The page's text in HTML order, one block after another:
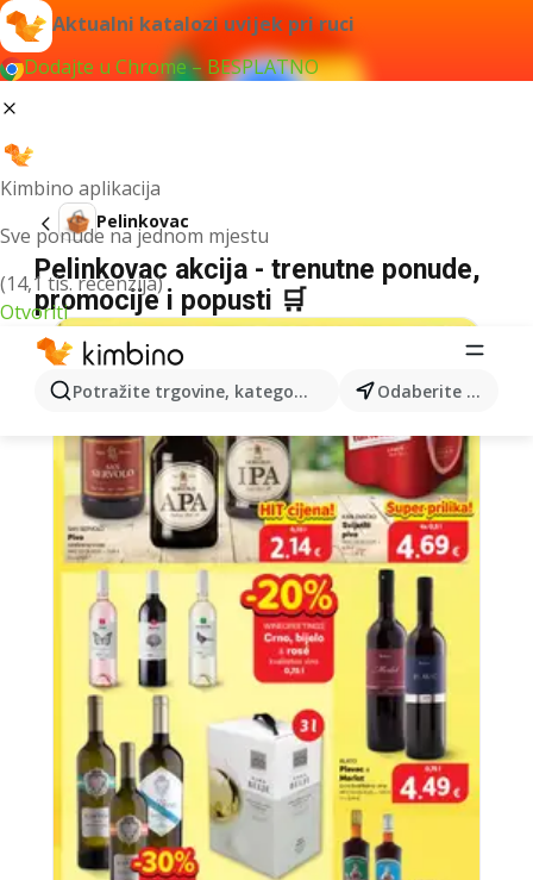
Aktualni katalozi uvijek pri ruci
Dodajte u Chrome – BESPLATNO
Kimbino aplikacija
Sve ponude na jednom mjestu
(14,1 tis. recenzija)
Otvoriti
Potražite trgovine, kategorije, proizvode... Odaberite grad
Pelinkovac
Pelinkovac akcija - trenutne ponude,
promocije i popusti 🛒